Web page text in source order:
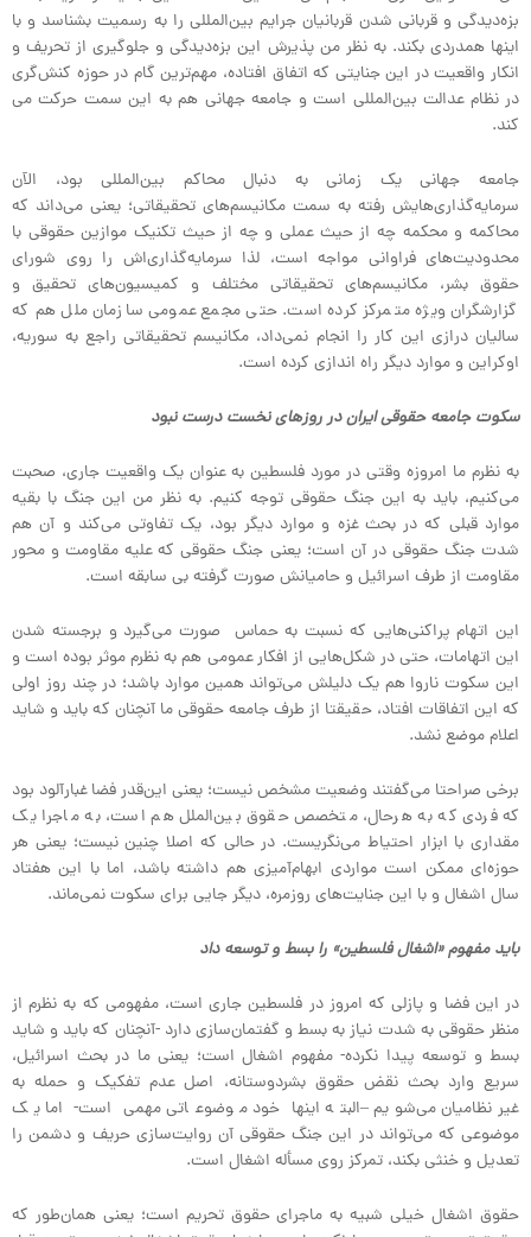
بزه‌دیدگی و قربانی شدن قربانیان جرایم بین‌المللی را به رسمیت بشناسد و با
اینها همدردی بکند. به نظر من پذیرش این بزه‌دیدگی و جلوگیری از تحریف و
انکار واقعیت در این جنایتی که اتفاق افتاده، مهم‌ترین گام در حوزه کنش‌گری
در نظام عدالت بین‌المللی است و جامعه جهانی هم به این سمت حرکت می
کند.
جامعه جهانی یک زمانی به دنبال محاکم بین‌المللی بود، الآن
سرمایه‌گذاری‌هایش رفته به سمت مکانیسم‌های تحقیقاتی؛ یعنی می‌داند که
محاکمه و محکمه چه از حیث عملی و چه از حیث تکنیک موازین حقوقی با
محدودیت‌های فراوانی مواجه است، لذا سرمایه‌گذاری‌اش را روی شورای
حقوق بشر، مکانیسم‌های تحقیقاتی مختلف و کمیسیون‌های تحقیق و
گزارشگران ویژه متمرکز کرده است. حتی مجمع عمومی سازمان ملل هم که
سالیان درازی این کار را انجام نمی‌داد، مکانیسم تحقیقاتی راجع به سوریه،
اوکراین و موارد دیگر راه اندازی کرده است.
سکوت جامعه حقوقی ایران در روزهای نخست درست نبود
به نظرم ما امروزه وقتی در مورد فلسطین به عنوان یک واقعیت جاری، صحبت
می‌کنیم، باید به این جنگ حقوقی توجه کنیم. به نظر من این جنگ با بقیه
موارد قبلی که در بحث غزه و موارد دیگر بود، یک تفاوتی می‌کند و آن هم
شدت جنگ حقوقی در آن است؛ یعنی جنگ حقوقی که علیه مقاومت و محور
مقاومت از طرف اسرائیل و حامیانش صورت گرفته بی سابقه است.
این اتهام پراکنی‌هایی که نسبت به حماس صورت می‌گیرد و برجسته شدن
این اتهامات، حتی در شکل‌هایی از افکار عمومی هم به نظرم موثر بوده است و
این سکوت ناروا هم یک دلیلش می‌تواند همین موارد باشد؛ در چند روز اولی
که این اتفاقات افتاد، حقیقتا از طرف جامعه حقوقی ما آنچنان که باید و شاید
اعلام موضع نشد.
برخی صراحتا می‌گفتند وضعیت مشخص نیست؛ یعنی این‌قدر فضا غبارآلود بود
که فردی که به هرحال، متخصص حقوق بین‌الملل هم است، به ماجرا یک
مقداری با ابزار احتیاط می‌نگریست. در حالی که اصلا چنین نیست؛ یعنی هر
حوزه‌ای ممکن است مواردی ابهام‌آمیزی هم داشته باشد، اما با این هفتاد
سال اشغال و با این جنایت‌های روزمره، دیگر جایی برای سکوت نمی‌ماند.
باید مفهوم «اشغال فلسطین» را بسط و توسعه داد
در این فضا و پازلی که امروز در فلسطین جاری است، مفهومی که به نظرم از
منظر حقوقی به شدت نیاز به بسط و گفتمان‌سازی دارد -آنچنان که باید و شاید
بسط و توسعه پیدا نکرده- مفهوم اشغال است؛ یعنی ما در بحث اسرائیل،
سریع وارد بحث نقض حقوق بشردوستانه، اصل عدم تفکیک و حمله به
غیرنظامیان می‌شویم –البته اینها خود موضوعاتی مهمی است- اما یک
موضوعی که می‌تواند در این جنگ حقوقی آن روایت‌سازی حریف و دشمن را
تعدیل و خنثی بکند، تمرکز روی مسأله اشغال است.
حقوق اشغال خیلی شبیه به ماجرای حقوق تحریم است؛ یعنی همان‌طور که